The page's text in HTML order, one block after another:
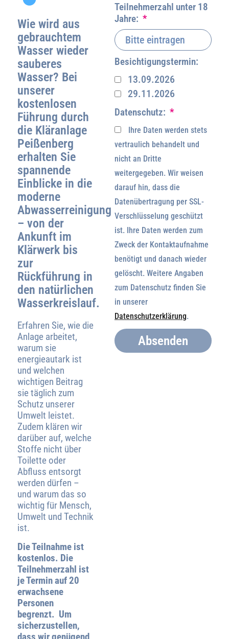
Wie wird aus
gebrauchtem
Wasser wieder
sauberes
Wasser? Bei
unserer
kostenlosen
Führung durch
die Kläranlage
Peißenberg
erhalten Sie
spannende
Einblicke in die
moderne
Abwasserreinigung
– von der
Ankunft im
Klärwerk bis
zur
Rückführung in
den natürlichen
Wasserkreislauf.
Erfahren Sie, wie die
Anlage arbeitet,
warum sie
energieautark ist
und welchen
wichtigen Beitrag
sie täglich zum
Schutz unserer
Umwelt leistet.
Zudem klären wir
darüber auf, welche
Stoffe nicht über
Toilette oder
Abfluss entsorgt
werden dürfen –
und warum das so
wichtig für Mensch,
Umwelt und Technik
ist.
Die Teilnahme ist
kostenlos. Die
Teilnehmerzahl ist
je Termin auf 20
erwachsene
Personen
begrenzt. Um
sicherzustellen,
Teilnehmerzahl unter 18
Jahre:
Besichtigungstermin:
13.09.2026
29.11.2026
Datenschutz:
Ihre Daten werden stets
vertraulich behandelt und
nicht an Dritte
weitergegeben. Wir weisen
darauf hin, dass die
Datenübertragung per SSL-
Verschlüsselung geschützt
ist. Ihre Daten werden zum
Zweck der Kontaktaufnahme
benötigt und danach wieder
gelöscht. Weitere Angaben
zum Datenschutz finden Sie
in unserer
Datenschutzerklärung.
Absenden